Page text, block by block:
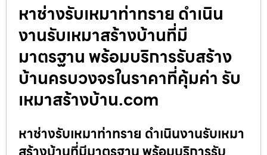
หาช่างรับเหมาท่าทราย ดำเนิน
งานรับเหมาสร้างบ้านที่มี
มาตรฐาน พร้อมบริการรับสร้าง
บ้านครบวงจรในราคาที่คุ้มค่า รับ
เหมาสร้างบ้าน.com
หาช่างรับเหมาท่าทราย ดำเนินงานรับเหมา